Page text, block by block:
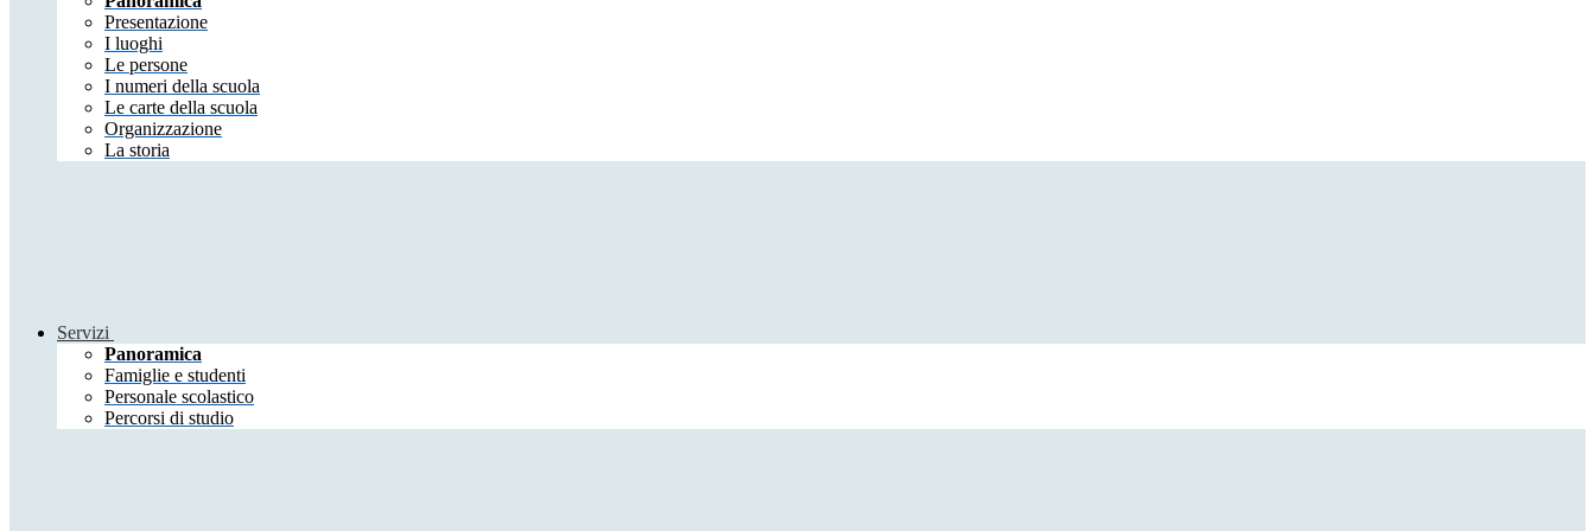
Presentazione
I luoghi
Le persone
I numeri della scuola
Le carte della scuola
Organizzazione
La storia
Servizi
Panoramica
Famiglie e studenti
Personale scolastico
Percorsi di studio